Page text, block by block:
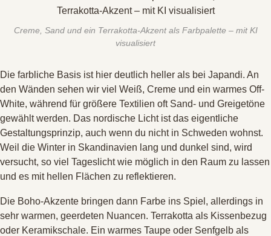
Creme, Sand und ein Terrakotta-Akzent als Farbpalette – mit KI
visualisiert
Die farbliche Basis ist hier deutlich heller als bei Japandi. An
den Wänden sehen wir viel Weiß, Creme und ein warmes Off-
White, während für größere Textilien oft Sand- und Greigetöne
gewählt werden. Das nordische Licht ist das eigentliche
Gestaltungsprinzip, auch wenn du nicht in Schweden wohnst.
Weil die Winter in Skandinavien lang und dunkel sind, wird
versucht, so viel Tageslicht wie möglich in den Raum zu lassen
und es mit hellen Flächen zu reflektieren.
Die Boho-Akzente bringen dann Farbe ins Spiel, allerdings in
sehr warmen, geerdeten Nuancen. Terrakotta als Kissenbezug
oder Keramikschale. Ein warmes Taupe oder Senfgelb als